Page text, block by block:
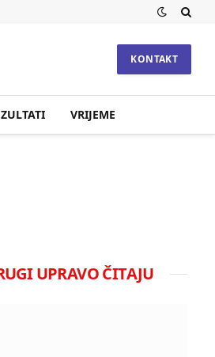
KONTAKT
VRIJEME
UPRAVO ČITAJU